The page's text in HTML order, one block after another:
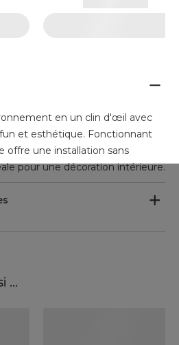
en un clin d'œil avec
et esthétique. Fonctionnant
offre une installation sans
pour une décoration intérieure.
...